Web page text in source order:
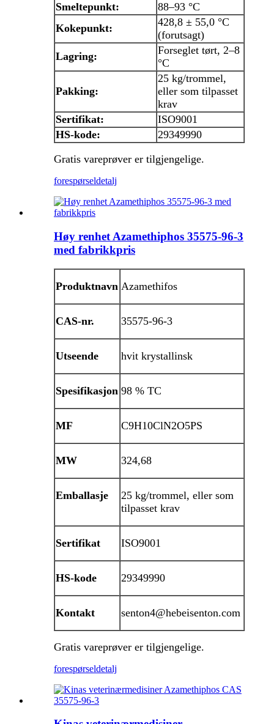
Smeltepunkt:
88–93 °C
Kokepunkt:
428,8 ± 55,0 °C
(forutsagt)
Lagring:
Forseglet tørt, 2–8
°C
Pakking:
25 kg/trommel,
eller som tilpasset
krav
Sertifikat:
ISO9001
HS-kode:
29349990
Gratis vareprøver er tilgjengelige.
forespørseldetalj
Høy renhet Azamethiphos 35575-96-3
med fabrikkpris
Produktnavn Azamethifos
CAS-nr. 35575-96-3
Utseende hvit krystallinsk
Spesifikasjon 98 % TC
MF C9H10ClN2O5PS
MW 324,68
Emballasje
25 kg/trommel, eller som
tilpasset krav
Sertifikat ISO9001
HS-kode 29349990
Kontakt senton4@hebeisenton.com
Gratis vareprøver er tilgjengelige.
forespørseldetalj